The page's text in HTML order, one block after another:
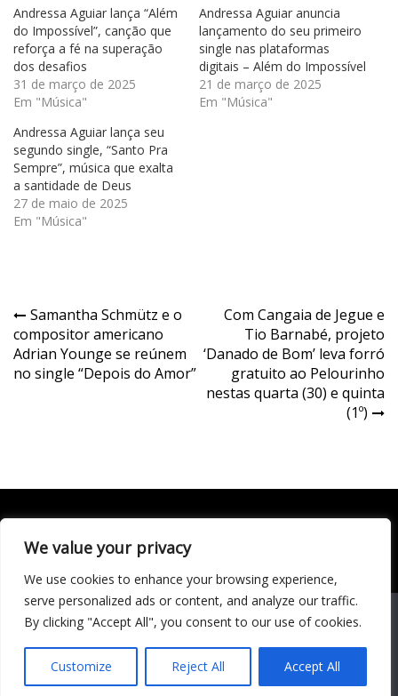
We value your privacy
We use cookies to enhance your browsing experience,
serve personalized ads or content, and analyze our traffic.
By clicking "Accept All", you consent to our use of cookies.
Customize Reject All Accept All
Andressa Aguiar lança “Além
do Impossível”, canção que
reforça a fé na superação
dos desafios
31 de março de 2025
Em "Música"
Andressa Aguiar anuncia
lançamento do seu primeiro
single nas plataformas
digitais – Além do Impossível
21 de março de 2025
Em "Música"
Andressa Aguiar lança seu
segundo single, “Santo Pra
Sempre”, música que exalta
a santidade de Deus
27 de maio de 2025
Em "Música"
Navegação
de
Post
Samantha Schmütz e o
compositor americano
Adrian Younge se reúnem
no single “Depois do Amor”
Com Cangaia de Jegue e
Tio Barnabé, projeto
‘Danado de Bom’ leva forró
gratuito ao Pelourinho
nestas quarta (30) e quinta
(1º)
Todo conteúdo publicado neste portal, incluindo textos,
responsabilidade do autor. © 2020 - 2024 Todos os direitos
reservados ao site Matéria Livre Royale News by
Themebeez
Economia
Famosos
Cultura
Música
We use cookies to ensure that we give you the best
experience on our website. If you continue to use this site we
will assume that you are happy with it.